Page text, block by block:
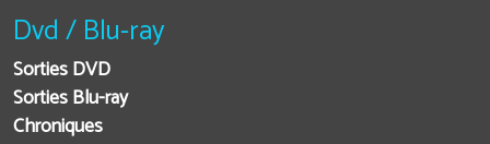
Dvd / Blu-ray
Sorties DVD
Sorties Blu-ray
Chroniques